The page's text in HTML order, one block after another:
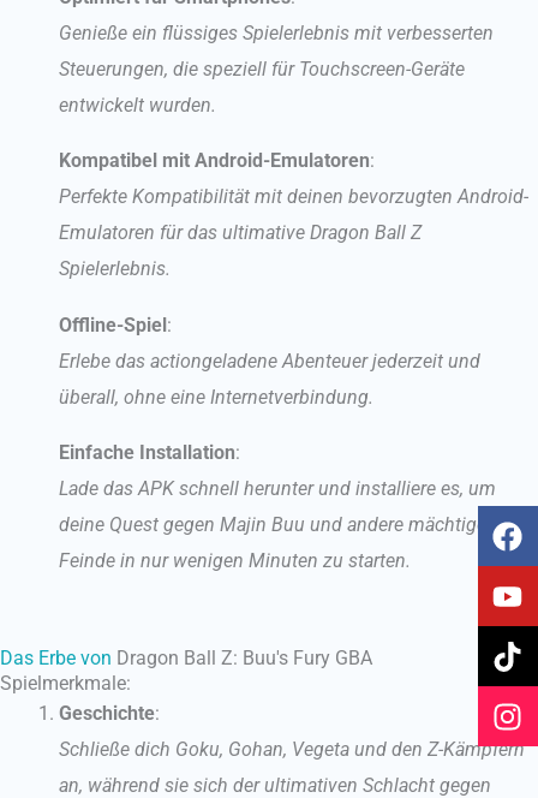
Genieße ein flüssiges Spielerlebnis mit verbesserten
Steuerungen, die speziell für Touchscreen-Geräte
entwickelt wurden.
Kompatibel mit Android-Emulatoren:
Perfekte Kompatibilität mit deinen bevorzugten Android-
Emulatoren für das ultimative Dragon Ball Z
Spielerlebnis.
Offline-Spiel:
Erlebe das actiongeladene Abenteuer jederzeit und
überall, ohne eine Internetverbindung.
Einfache Installation:
Lade das APK schnell herunter und installiere es, um
deine Quest gegen Majin Buu und andere mächtige
Feinde in nur wenigen Minuten zu starten.
Das Erbe von Dragon Ball Z: Buu's Fury GBA
Spielmerkmale:
Geschichte:
Schließe dich Goku, Gohan, Vegeta und den Z-Kämpfern
an, während sie sich der ultimativen Schlacht gegen
F
a
c
e
b
o
o
k
Y
o
u
t
u
b
e
T
i
k
t
o
k
I
n
s
t
a
g
r
a
m